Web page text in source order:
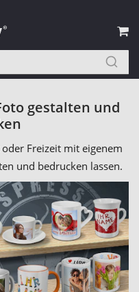
gestalten und
Freizeit mit eigenem
und bedrucken lassen.